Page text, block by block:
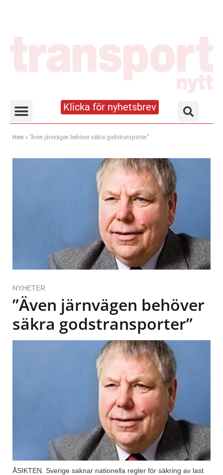
Klicka för nyhetsbrev
Hem » ”Även järnvägen behöver säkra godstransporter”
NYHETER
”Även järnvägen behöver
säkra godstransporter”
ÅSIKTEN. Sverige saknar nationella regler för säkring av last